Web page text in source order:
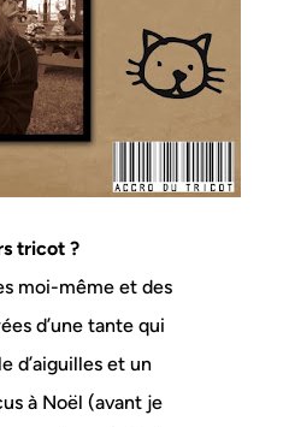
tricot ?
moi-même et des
d’une tante qui
d’aiguilles et un
à Noël (avant je